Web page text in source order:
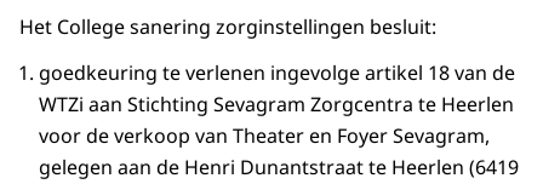
Het College sanering zorginstellingen besluit:
goedkeuring te verlenen ingevolge artikel 18 van de
WTZi aan Stichting Sevagram Zorgcentra te Heerlen
voor de verkoop van Theater en Foyer Sevagram,
gelegen aan de Henri Dunantstraat te Heerlen (6419